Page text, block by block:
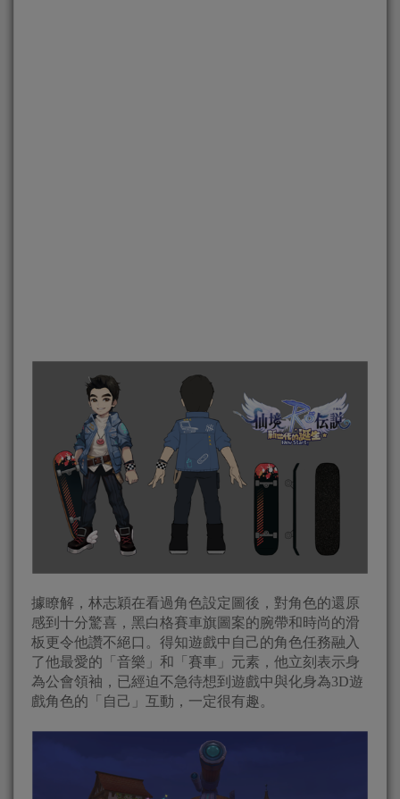
據瞭解，林志穎在看過角色設定圖後，對角色的還原
感到十分驚喜，黑白格賽車旗圖案的腕帶和時尚的滑
板更令他讚不絕口。得知遊戲中自己的角色任務融入
了他最愛的「音樂」和「賽車」元素，他立刻表示身
為公會領袖，已經迫不急待想到遊戲中與化身為3D遊
戲角色的「自己」互動，一定很有趣。